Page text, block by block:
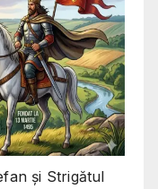
și Strigătul